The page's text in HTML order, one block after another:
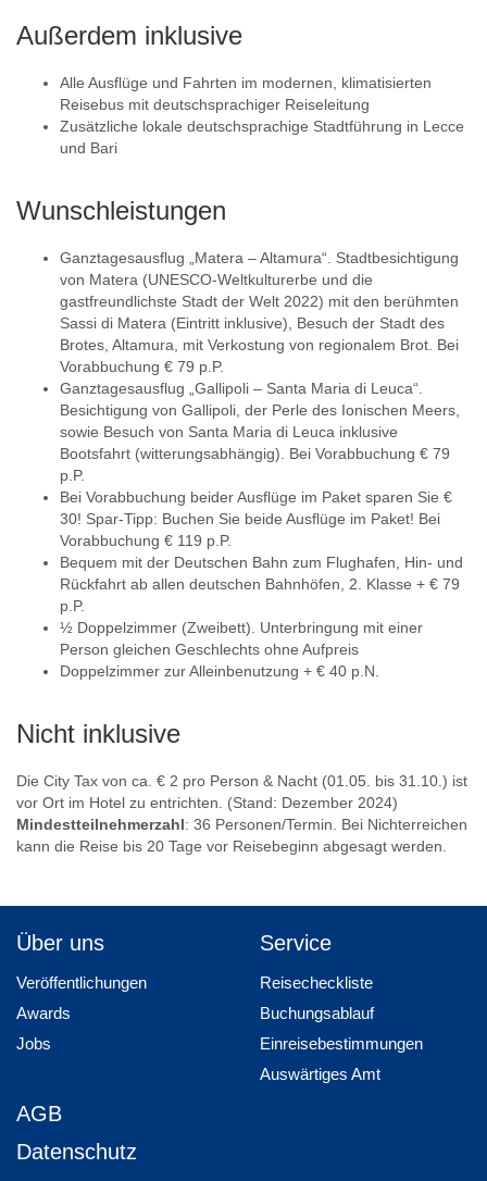
Außerdem inklusive
Alle Ausflüge und Fahrten im modernen, klimatisierten
Reisebus mit deutschsprachiger Reiseleitung
Zusätzliche lokale deutschsprachige Stadtführung in Lecce
und Bari
Wunschleistungen
Ganztagesausflug „Matera – Altamura“. Stadtbesichtigung
von Matera (UNESCO-Weltkulturerbe und die
gastfreundlichste Stadt der Welt 2022) mit den berühmten
Sassi di Matera (Eintritt inklusive), Besuch der Stadt des
Brotes, Altamura, mit Verkostung von regionalem Brot. Bei
Vorabbuchung € 79 p.P.
Ganztagesausflug „Gallipoli – Santa Maria di Leuca“.
Besichtigung von Gallipoli, der Perle des Ionischen Meers,
sowie Besuch von Santa Maria di Leuca inklusive
Bootsfahrt (witterungsabhängig). Bei Vorabbuchung € 79
p.P.
Bei Vorabbuchung beider Ausflüge im Paket sparen Sie €
30! Spar-Tipp: Buchen Sie beide Ausflüge im Paket! Bei
Vorabbuchung € 119 p.P.
Bequem mit der Deutschen Bahn zum Flughafen, Hin- und
Rückfahrt ab allen deutschen Bahnhöfen, 2. Klasse + € 79
p.P.
½ Doppelzimmer (Zweibett). Unterbringung mit einer
Person gleichen Geschlechts ohne Aufpreis
Doppelzimmer zur Alleinbenutzung + € 40 p.N.
Nicht inklusive
Die City Tax von ca. € 2 pro Person & Nacht (01.05. bis 31.10.) ist
vor Ort im Hotel zu entrichten. (Stand: Dezember 2024)
Mindestteilnehmerzahl: 36 Personen/Termin. Bei Nichterreichen
kann die Reise bis 20 Tage vor Reisebeginn abgesagt werden.
Über uns
Veröffentlichungen
Awards
Jobs
Service
Reisecheckliste
Buchungsablauf
Einreisebestimmungen
Auswärtiges Amt
AGB
Datenschutz